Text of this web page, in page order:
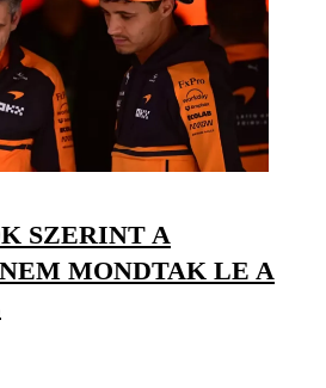
SZERINT A
MONDTAK LE A